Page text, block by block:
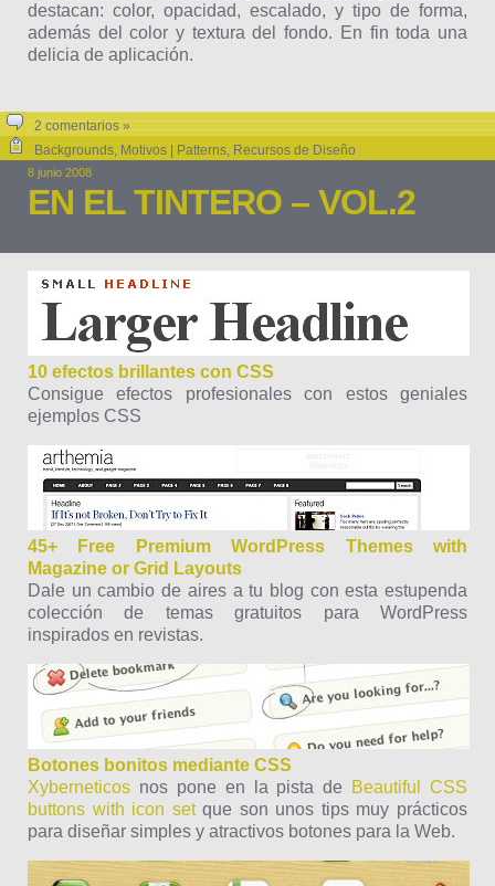
destacan: color, opacidad, escalado, y tipo de forma,
además del color y textura del fondo. En fin toda una
delicia de aplicación.
2 comentarios »
Backgrounds, Motivos | Patterns, Recursos de Diseño
8 junio 2008
EN EL TINTERO – VOL.2
10 efectos brillantes con CSS
Consigue efectos profesionales con estos geniales
ejemplos CSS
45+ Free Premium WordPress Themes with
Magazine or Grid Layouts
Dale un cambio de aires a tu blog con esta estupenda
colección de temas gratuitos para WordPress
inspirados en revistas.
Botones bonitos mediante CSS
Xyberneticos nos pone en la pista de
Beautiful CSS
buttons with icon setque son unos tips muy prácticos
para diseñar simples y atractivos botones para la Web.